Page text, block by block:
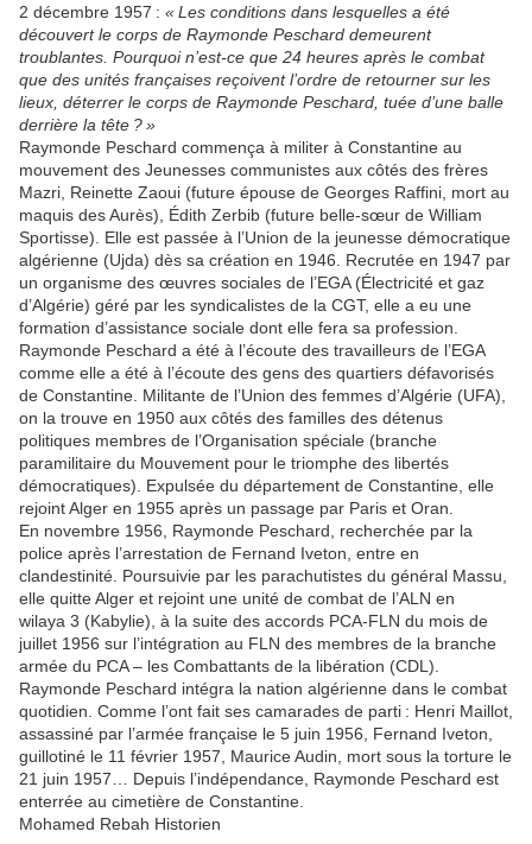
2 décembre 1957 : « Les conditions dans lesquelles a été
découvert le corps de Raymonde Peschard demeurent
troublantes. Pourquoi n’est-ce que 24 heures après le combat
que des unités françaises reçoivent l’ordre de retourner sur les
lieux, déterrer le corps de Raymonde Peschard, tuée d’une balle
derrière la tête ? »
Raymonde Peschard commença à militer à Constantine au
mouvement des Jeunesses communistes aux côtés des frères
Mazri, Reinette Zaoui (future épouse de Georges Raffini, mort au
maquis des Aurès), Édith Zerbib (future belle-sœur de William
Sportisse). Elle est passée à l’Union de la jeunesse démocratique
algérienne (Ujda) dès sa création en 1946. Recrutée en 1947 par
un organisme des œuvres sociales de l’EGA (Électricité et gaz
d’Algérie) géré par les syndicalistes de la CGT, elle a eu une
formation d’assistance sociale dont elle fera sa profession.
Raymonde Peschard a été à l’écoute des travailleurs de l’EGA
comme elle a été à l’écoute des gens des quartiers défavorisés
de Constantine. Militante de l’Union des femmes d’Algérie (UFA),
on la trouve en 1950 aux côtés des familles des détenus
politiques membres de l’Organisation spéciale (branche
paramilitaire du Mouvement pour le triomphe des libertés
démocratiques). Expulsée du département de Constantine, elle
rejoint Alger en 1955 après un passage par Paris et Oran.
En novembre 1956, Raymonde Peschard, recherchée par la
police après l’arrestation de Fernand Iveton, entre en
clandestinité. Poursuivie par les parachutistes du général Massu,
elle quitte Alger et rejoint une unité de combat de l’ALN en
wilaya 3 (Kabylie), à la suite des accords PCA-FLN du mois de
juillet 1956 sur l’intégration au FLN des membres de la branche
armée du PCA – les Combattants de la libération (CDL).
Raymonde Peschard intégra la nation algérienne dans le combat
quotidien. Comme l’ont fait ses camarades de parti : Henri Maillot,
assassiné par l’armée française le 5 juin 1956, Fernand Iveton,
guillotiné le 11 février 1957, Maurice Audin, mort sous la torture le
21 juin 1957… Depuis l’indépendance, Raymonde Peschard est
enterrée au cimetière de Constantine.
Mohamed Rebah Historien